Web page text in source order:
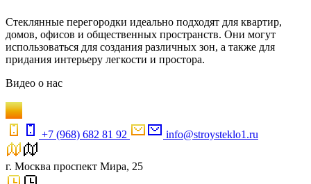
Стеклянные перегородки идеально подходят для квартир,
домов, офисов и общественных пространств. Они могут
использоваться для создания различных зон, а также для
придания интерьеру легкости и простора.
Видео о нас
+7 (968) 682 81 92 info@stroysteklo1.ru
г. Москва проспект Мира, 25